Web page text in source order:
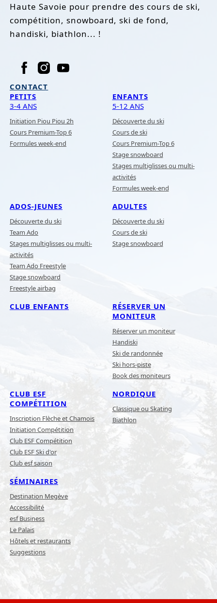
Haute Savoie pour prendre des cours de ski,
compétition, snowboard, ski de fond,
handiski, biathlon... !
CONTACT
PETITS
3-4 ANS
Initiation Piou Piou 2h
Cours Premium-Top 6
Formules week-end
ENFANTS
5-12 ANS
Découverte du ski
Cours de ski
Cours Premium-Top 6
Stage snowboard
Stages multiglisses ou multi-
activités
Formules week-end
ADOS-JEUNES
Découverte du ski
Team Ado
Stages multiglisses ou multi-
activités
Team Ado Freestyle
Stage snowboard
Freestyle airbag
ADULTES
Découverte du ski
Cours de ski
Stage snowboard
CLUB ENFANTS
RÉSERVER UN
MONITEUR
Réserver un moniteur
Handiski
Ski de randonnée
Ski hors-piste
Book des moniteurs
CLUB ESF
COMPÉTITION
Inscription Flèche et Chamois
Initiation Compétition
Club ESF Compétition
Club ESF Ski d'or
Club esf saison
NORDIQUE
Classique ou Skating
Biathlon
SÉMINAIRES
Destination Megève
Accessibilité
esf Business
Le Palais
Hôtels et restaurants
Suggestions